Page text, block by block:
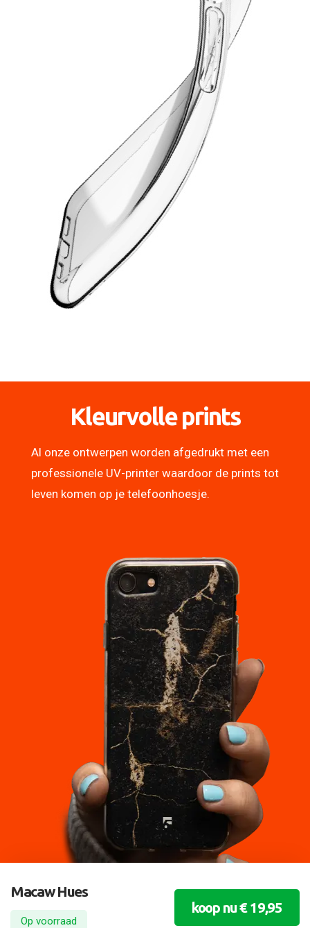
Kleurvolle prints
Al onze ontwerpen worden afgedrukt met een
professionele UV-printer waardoor de prints tot
leven komen op je telefoonhoesje.
Macaw Hues
Op voorraad
koop nu € 19,95